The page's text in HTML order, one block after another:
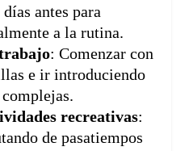
antes para
a la rutina.
: Comenzar con
e ir introduciendo
recreativas:
de pasatiempos